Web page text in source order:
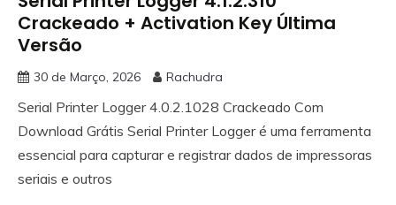
Crackeado + Activation Key Última
Versão
30 de Março, 2026 Rachudra
Serial Printer Logger 4.0.2.1028 Crackeado Com
Download Grátis Serial Printer Logger é uma ferramenta
essencial para capturar e registrar dados de impressoras
seriais e outros